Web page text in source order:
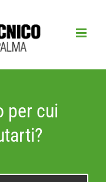
per cui